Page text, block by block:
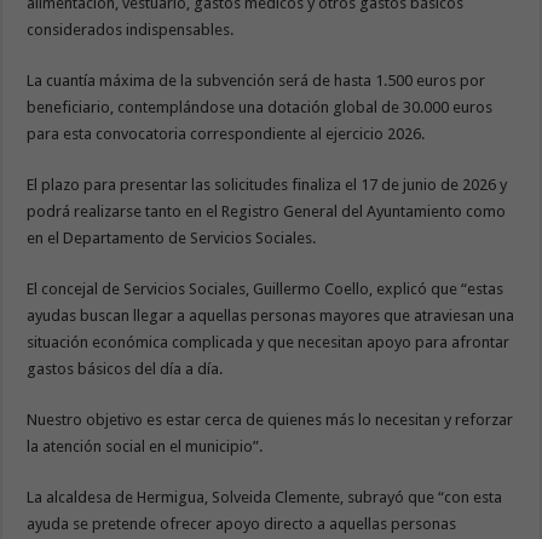
considerados indispensables.
La cuantía máxima de la subvención será de hasta 1.500 euros por
beneficiario, contemplándose una dotación global de 30.000 euros
para esta convocatoria correspondiente al ejercicio 2026.
El plazo para presentar las solicitudes finaliza el 17 de junio de 2026 y
podrá realizarse tanto en el Registro General del Ayuntamiento como
en el Departamento de Servicios Sociales.
El concejal de Servicios Sociales, Guillermo Coello, explicó que “estas
ayudas buscan llegar a aquellas personas mayores que atraviesan una
situación económica complicada y que necesitan apoyo para afrontar
gastos básicos del día a día.
Nuestro objetivo es estar cerca de quienes más lo necesitan y reforzar
la atención social en el municipio”.
La alcaldesa de Hermigua, Solveida Clemente, subrayó que “con esta
ayuda se pretende ofrecer apoyo directo a aquellas personas